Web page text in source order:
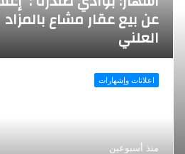
عن بيع عقار مشاع بالمزاد
العلني
اعلانات وإشهارات
منذ أسبوعين